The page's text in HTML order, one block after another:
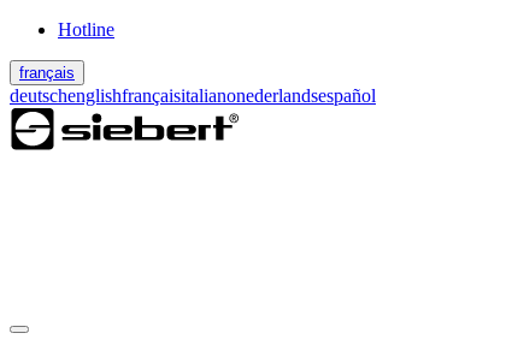
Hotline
français
deutschenglishfrançaisitalianonederlandsespañol